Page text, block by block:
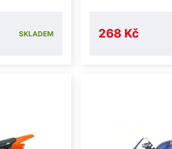
SKLADEM 268 Kč